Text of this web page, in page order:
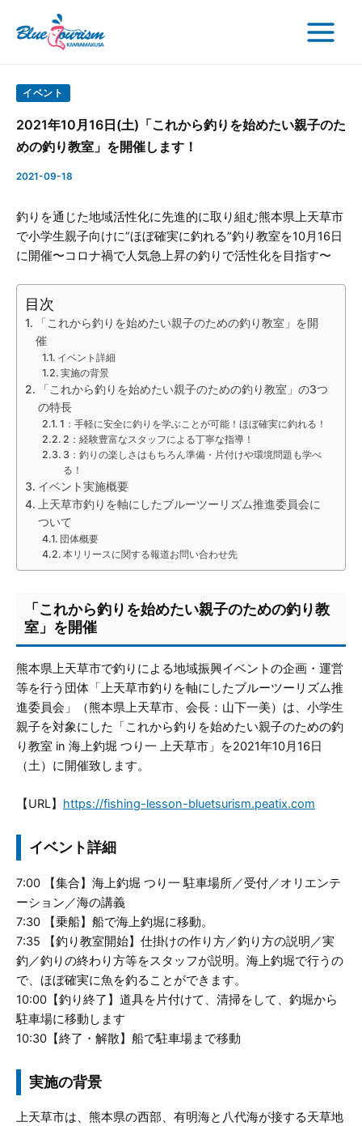
Menu
イベント
2021年10月16日(土)「これから釣りを始めたい親子のた
めの釣り教室」を開催します！
2021-09-18
釣りを通じた地域活性化に先進的に取り組む熊本県上天草市
で小学生親子向けに”ほぼ確実に釣れる”釣り教室を10月16日
に開催〜コロナ禍で人気急上昇の釣りで活性化を目指す〜
目次
「これから釣りを始めたい親子のための釣り教室」を開
催
イベント詳細
実施の背景
「これから釣りを始めたい親子のための釣り教室」の3つ
の特長
1：手軽に安全に釣りを学ぶことが可能！ほぼ確実に釣れる！
2：経験豊富なスタッフによる丁寧な指導！
3：釣りの楽しさはもちろん準備・片付けや環境問題も学べ
る！
イベント実施概要
上天草市釣りを軸にしたブルーツーリズム推進委員会に
ついて
団体概要
本リリースに関する報道お問い合わせ先
「これから釣りを始めたい親子のための釣り教
室」を開催
熊本県上天草市で釣りによる地域振興イベントの企画・運営
等を行う団体「上天草市釣りを軸にしたブルーツーリズム推
進委員会」（熊本県上天草市、会長：山下一美）は、小学生
親子を対象にした「これから釣りを始めたい親子のための釣
り教室 in 海上釣堀 つり一 上天草市」を2021年10月16日
（土）に開催致します。
【URL】 https://fishing-lesson-bluetsurism.peatix.com
イベント詳細
7:00 【集合】海上釣堀 つり一 駐車場所／受付／オリエンテ
ーション／海の講義
7:30 【乗船】船で海上釣堀に移動。
7:35 【釣り教室開始】仕掛けの作り方／釣り方の説明／実
釣／釣りの終わり方等をスタッフが説明。海上釣堀で行うの
で、ほぼ確実に魚を釣ることができます。
10:00【釣り終了】道具を片付けて、清掃をして、釣堀から
駐車場に移動します
10:30【終了・解散】船で駐車場まで移動
実施の背景
上天草市は、熊本県の西部、有明海と八代海が接する天草地
navigation
索